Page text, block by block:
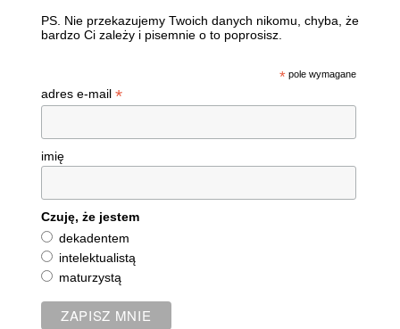
PS. Nie przekazujemy Twoich danych nikomu, chyba, że
bardzo Ci zależy i pisemnie o to poprosisz.
*pole wymagane
adres e-mail *
imię
Czuję, że jestem
dekadentem
intelektualistą
maturzystą